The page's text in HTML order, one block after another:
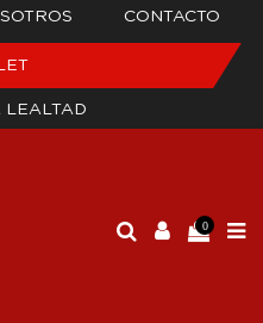
CONTACTO
LEALTAD
0